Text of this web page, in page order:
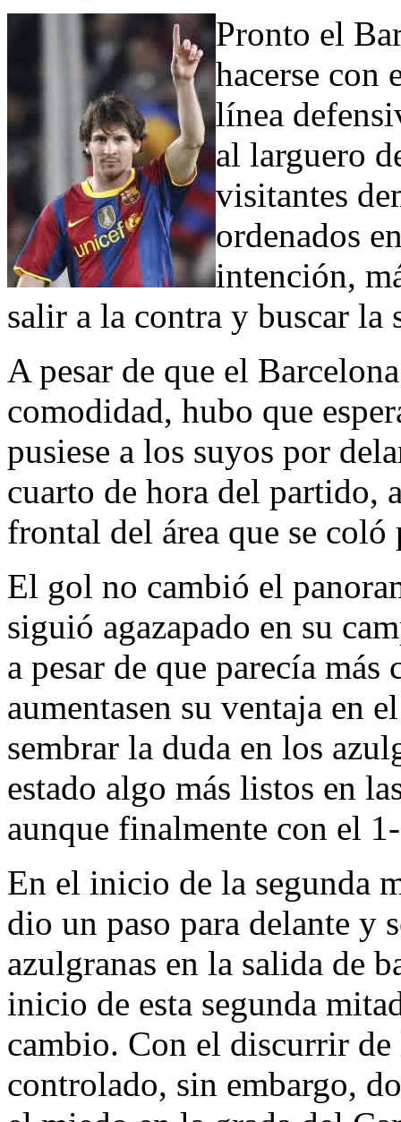
Pronto el
hacerse con
línea
al larguero
visitantes
ordenados
intención,
salir a la contra y buscar la
A pesar de que el
comodidad, hubo que
pusiese a los suyos por
cuarto de hora del partido,
frontal del área que se coló
El gol no cambió el
siguió agazapado en su
a pesar de que parecía
aumentasen su ventaja en
sembrar la duda en los
estado algo más listos en
aunque finalmente con el
En el inicio de la segunda
dio un paso para delante y
azulgranas en la salida de
inicio de esta segunda
cambio. Con el discurrir
controlado, sin embargo,